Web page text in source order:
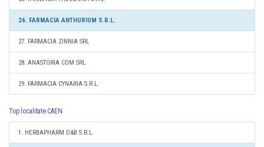
26. FARMACIA ANTHURIUM S.R.L.
27. FARMACIA ZINNIA SRL
28. ANASTORIA COM SRL
29. FARMACIA CYNARIA S.R.L.
Top localitate CAEN
1. HERBAPHARM D&B S.R.L.